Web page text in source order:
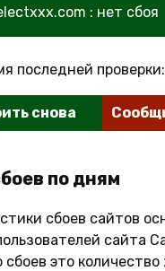
: нет сбоя
последней
снова
по дням
сбоев сайтов
сайта
сбоев это